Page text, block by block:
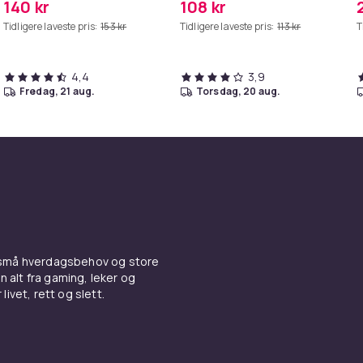
140 kr
Tidligere laveste pris: 153 kr
4,4
fredag, 21 aug.
108 kr
Tidligere laveste pris: 113 kr
3,9
torsdag, 20 aug.
hverdagsbehov og store
alt fra gaming, leker og
livet, rett og slett.